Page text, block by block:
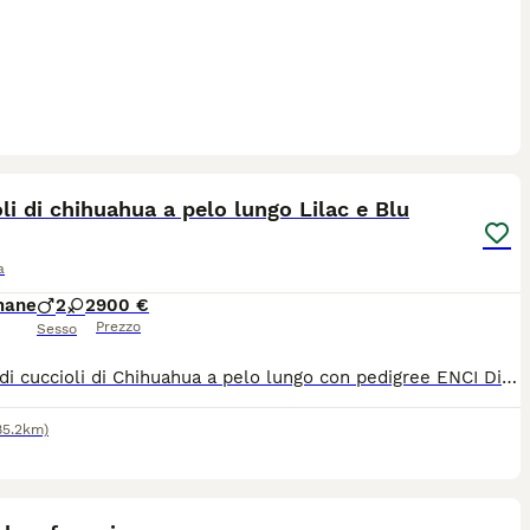
di chihuahua a pelo lungo Lilac e Blu
2 2
Sesso
900 €
Prezzo
Splendidi cuccioli di Chihuahua a pelo lungo con pedigree ENCI Disponibili splendidi cuccioli di Chihuahua a pelo lungo, nati il 26/06/2026, allevati con amore in ambiente familiare. Entrambi i genitori sono muniti di pedigree ENCI e i cuccioli saranno ceduti solo dopo il compimento dell’età prevista dalla normativa. Disponibili: * 🩵 1 Maschi: €900 * 🩷 2 Femmine: €1.200 I cuccioli saranno consegnati con: ✔ Microchip ✔ Prima vaccinazione ✔ Sverminazioni effettuate ✔ Libretto sanitario ✔ Pedigree ENCI richiesto I cuccioli cresceranno in ambiente familiare, saranno abituati al contatto con le persone e con i bambini, ricevendo fin da piccoli le migliori cure. Per maggiori informazioni, foto o per fissare una visita, contattatemi in privato. Solo persone realmente interessate e amanti della razza.